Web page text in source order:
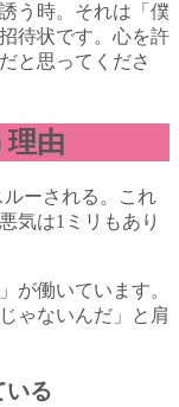
う時。それは「僕
待状です。心を許
と思ってくださ
由
ーされる。これ
気は1ミリもあり
が働いています。
ゃないんだ」と肩
いる